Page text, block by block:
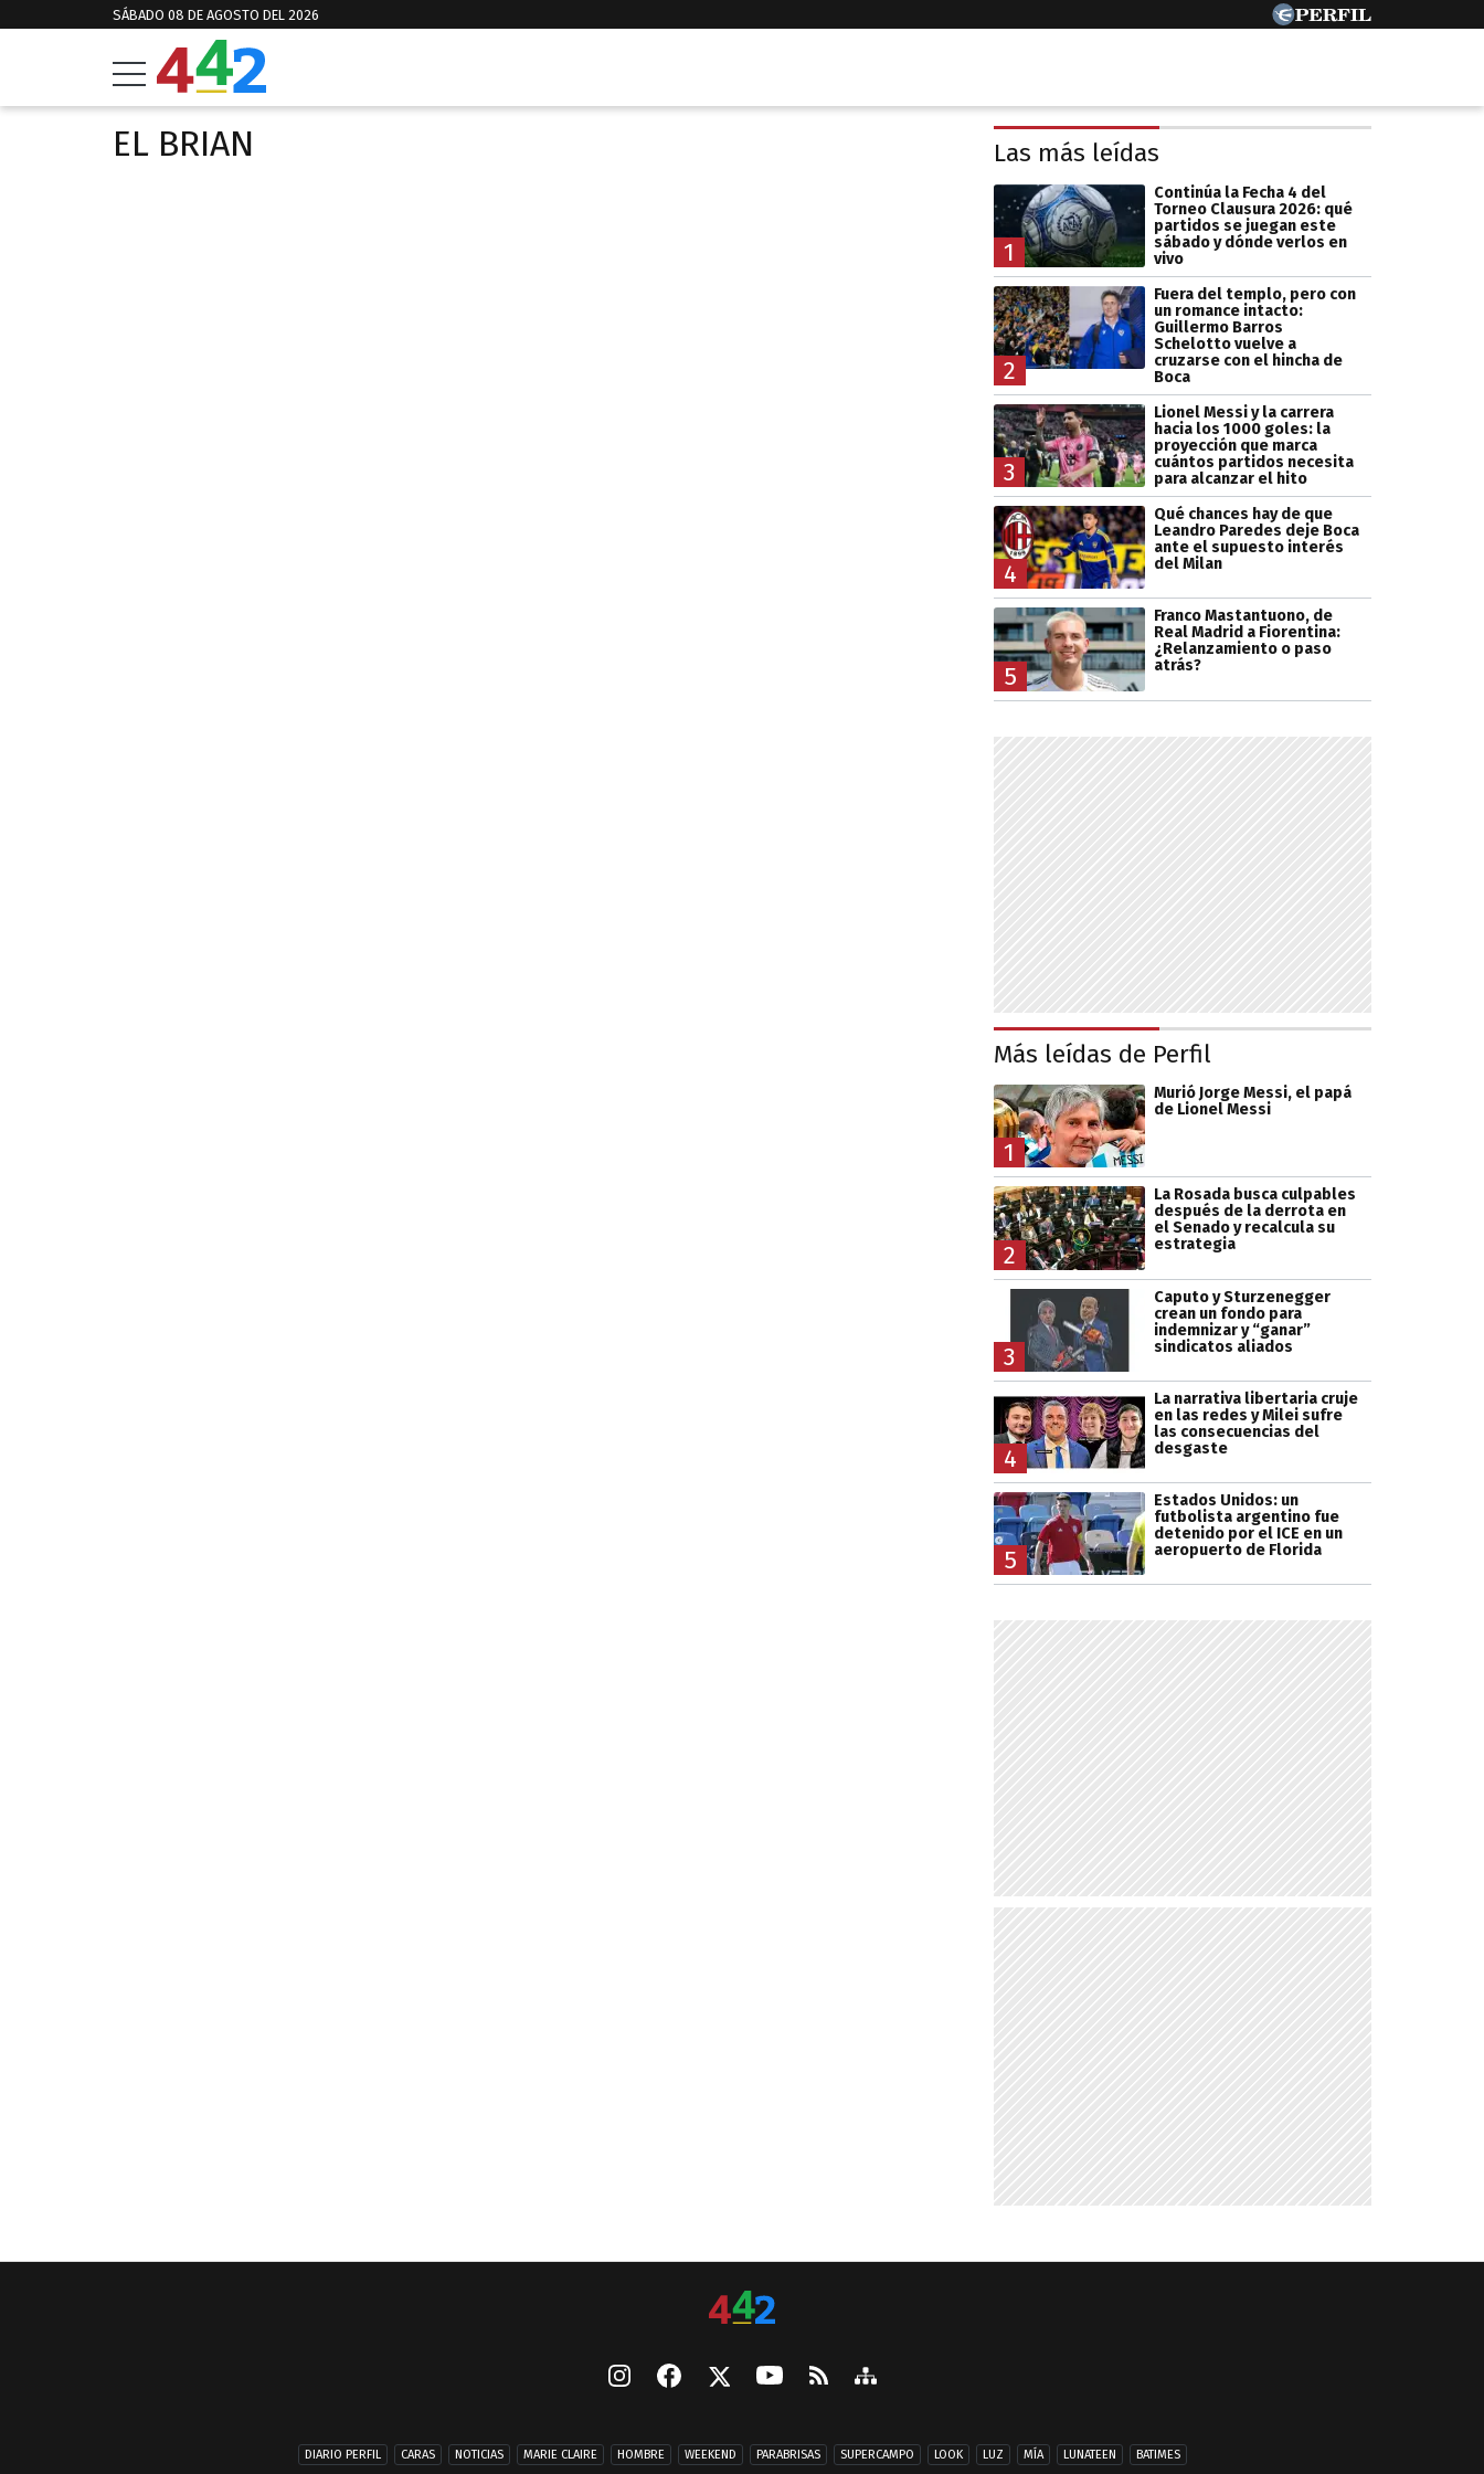
SÁBADO 08 DE AGOSTO DEL 2026
EL BRIAN Las más leídas
1
Continúa la Fecha 4 del
Torneo Clausura 2026: qué
partidos se juegan este
sábado y dónde verlos en
vivo
2
Fuera del templo, pero con
un romance intacto:
Guillermo Barros
Schelotto vuelve a
cruzarse con el hincha de
Boca
3
Lionel Messi y la carrera
hacia los 1000 goles: la
proyección que marca
cuántos partidos necesita
para alcanzar el hito
4
Qué chances hay de que
Leandro Paredes deje Boca
ante el supuesto interés
del Milan
5
Franco Mastantuono, de
Real Madrid a Fiorentina:
¿Relanzamiento o paso
atrás?
Más leídas de Perfil
1
Murió Jorge Messi, el papá
de Lionel Messi
2
La Rosada busca culpables
después de la derrota en
el Senado y recalcula su
estrategia
3
Caputo y Sturzenegger
crean un fondo para
indemnizar y “ganar”
sindicatos aliados
4
La narrativa libertaria cruje
en las redes y Milei sufre
las consecuencias del
desgaste
5
Estados Unidos: un
futbolista argentino fue
detenido por el ICE en un
aeropuerto de Florida
DIARIO PERFIL CARAS NOTICIAS MARIE CLAIRE HOMBRE WEEKEND PARABRISAS SUPERCAMPO LOOK LUZ MÍA LUNATEEN BATIMES